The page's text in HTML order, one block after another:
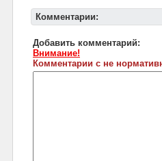
Комментарии:
Добавить комментарий:
Внимание!
Комментарии с не